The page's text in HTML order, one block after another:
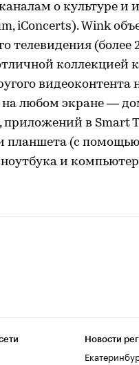
о культуре и
iConcerts). Wink
телевидения (более
коллекцией
на любом экране —
в Smart
планшета (с
и
Новости